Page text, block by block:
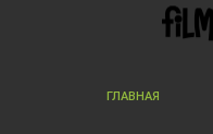
ГЛАВНАЯ